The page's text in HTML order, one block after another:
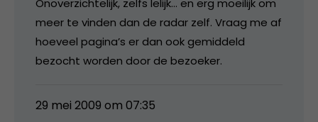
meer te vinden dan de radar zelf. Vraag me af
hoeveel pagina’s er dan ook gemiddeld
bezocht worden door de bezoeker.
29 mei 2009 om 07:35